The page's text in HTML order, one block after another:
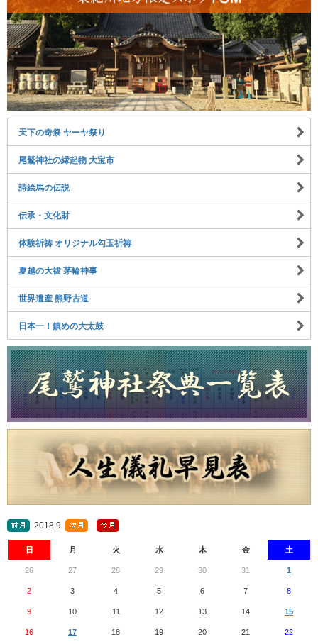
天下の奇祭 ヤーヤ祭り
尾鷲神社の縁起物 大宝市
詩絵馬の伝説
伝承・文化財
体験祈祷 オリジナル勾玉祈祷
夏越の大祓 茅輪神事
世界遺産 熊野古道
日本一！鎮めの大太鼓
2018.9
日 月 火 水 木 金 土
26 27 28 29 30 31 1
2 3 4 5 6 7 8
9 10 11 12 13 14 15
16 17 18 19 20 21 22